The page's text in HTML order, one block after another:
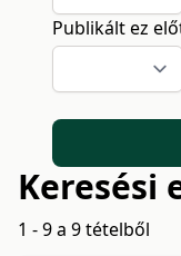
Publikált ez
Keresési
1 - 9 a 9 tételből